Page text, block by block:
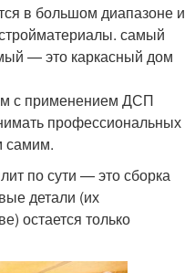
в большом диапазоне и
самый
— это каркасный дом
с применением ДСП
профессиональных
самим.
по сути — это сборка
детали (их
остается только